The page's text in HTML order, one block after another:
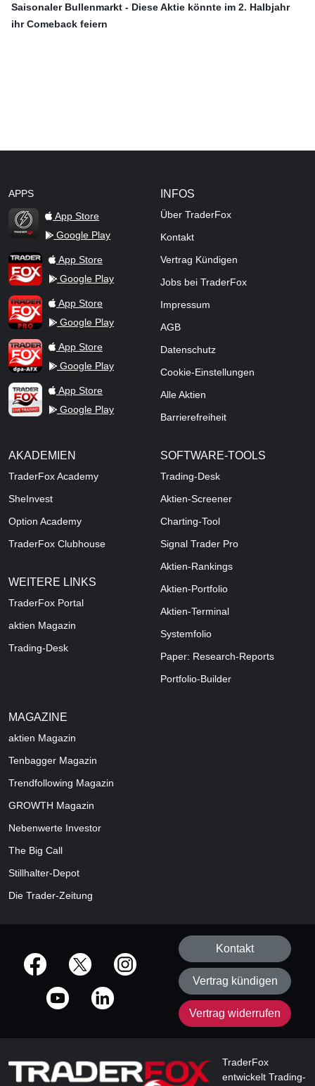
Saisonaler Bullenmarkt - Diese Aktie könnte im 2. Halbjahr
ihr Comeback feiern
APPS
TraderFox Flash
App Store
Google Play
TraderFox AppApp Store
Google Play
TraderFox ProApp Store
Google Play
TraderFox dpa-AFX ProFeed
App Store
Google Play
TraderFox Live Trading
App Store
Google Play
INFOS
Über TraderFox
Kontakt
Vertrag Kündigen
Jobs bei TraderFox
Impressum
AGB
Datenschutz
Cookie-Einstellungen
Alle Aktien
Barrierefreiheit
AKADEMIEN
TraderFox Academy
SheInvest
Option Academy
TraderFox Clubhouse
WEITERE LINKS
TraderFox Portal
aktien Magazin
Trading-Desk
SOFTWARE-TOOLS
Trading-Desk
Aktien-Screener
Charting-Tool
Signal Trader Pro
Aktien-Rankings
Aktien-Portfolio
Aktien-Terminal
Systemfolio
Paper: Research-Reports
Portfolio-Builder
MAGAZINE
aktien Magazin
Tenbagger Magazin
Trendfollowing Magazin
GROWTH Magazin
Nebenwerte Investor
The Big Call
Stillhalter-Depot
Die Trader-Zeitung
offizielle Social Media-Accounts
Kontakt
Vertrag kündigen
Vertrag widerrufen
TraderFox
entwickelt Trading-